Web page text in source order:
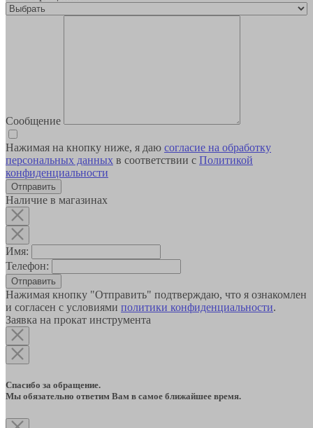
Сообщение
Нажимая на кнопку ниже, я даю согласие на обработку
персональных данных в соответствии с Политикой
конфиденциальности
Наличие в магазинах
Имя:
Телефон:
Отправить
Нажимая кнопку "Отправить" подтверждаю, что я ознакомлен
и согласен с условиями политики конфиденциальности.
Заявка на прокат инструмента
Спасибо за обращение.
Мы обязательно ответим Вам в самое ближайшее время.